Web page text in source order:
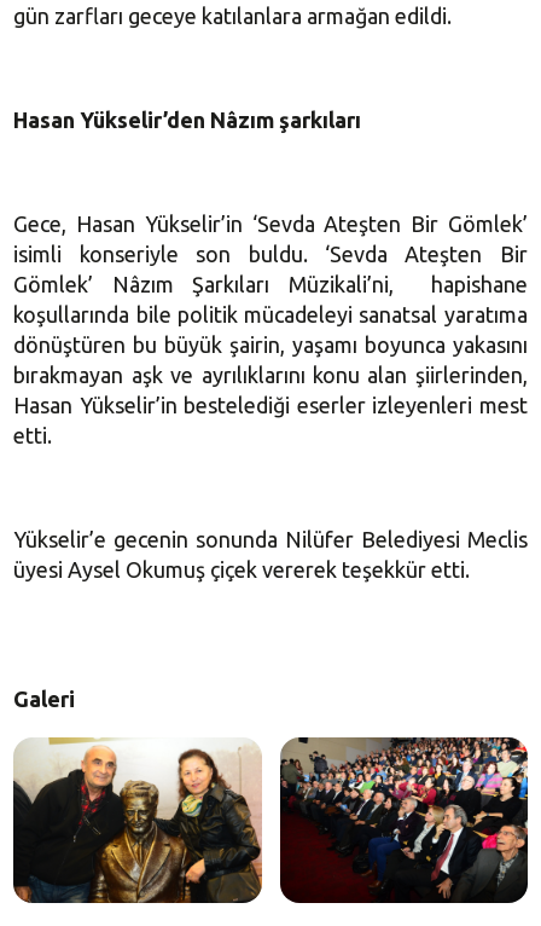
gün zarfları geceye katılanlara armağan edildi.
Hasan Yükselir’den Nâzım şarkıları
Gece, Hasan Yükselir’in ‘Sevda Ateşten Bir Gömlek’
isimli konseriyle son buldu. ‘Sevda Ateşten Bir
Gömlek’ Nâzım Şarkıları Müzikali’ni, hapishane
koşullarında bile politik mücadeleyi sanatsal yaratıma
dönüştüren bu büyük şairin, yaşamı boyunca yakasını
bırakmayan aşk ve ayrılıklarını konu alan şiirlerinden,
Hasan Yükselir’in bestelediği eserler izleyenleri mest
etti.
Yükselir’e gecenin sonunda Nilüfer Belediyesi Meclis
üyesi Aysel Okumuş çiçek vererek teşekkür etti.
Galeri